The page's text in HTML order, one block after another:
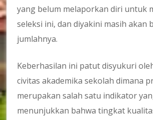
yang belum melaporkan diri untuk
seleksi ini, dan diyakini masih akan
jumlahnya.
Keberhasilan ini patut disyukuri
civitas akademika sekolah dimana
merupakan salah satu indikator
menunjukkan bahwa tingkat